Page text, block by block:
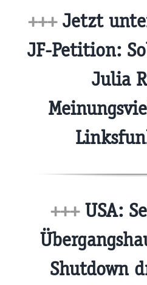
+++Jetzt
JF-Petition:
Julia
+++USA:
Shutdown